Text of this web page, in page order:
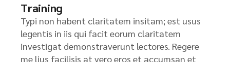
Training
Typi non habent claritatem insitam; est usus
legentis in iis qui facit eorum claritatem
investigat demonstraverunt lectores. Regere
me lius facilisis at vero eros et accumsan et